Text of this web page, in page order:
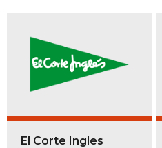
El Corte Ingles